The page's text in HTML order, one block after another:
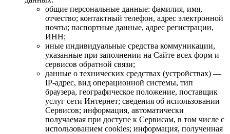
общие персональные данные: фамилия, имя,
отчество; контактный телефон, адрес электронной
почты; паспортные данные, адрес регистрации,
ИНН;
иные индивидуальные средства коммуникации,
указанные при заполнении на Сайте всех форм и
сервисов обратной связи;
данные о технических средствах (устройствах) —
IP-адрес, вид операционной системы, тип
браузера, географическое положение, поставщик
услуг сети Интернет; сведения об использовании
Сервисов; информация, автоматически
получаемая при доступе к Сервисам, в том числе с
использованием cookies; информация, полученная